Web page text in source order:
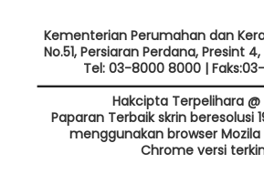
Kementerian Perumahan dan
No.51, Persiaran Perdana, Presint
Tel: 03-8000 8000 |
Hakcipta Terpelihara @
Paparan Terbaik skrin beresolusi
menggunakan browser
Chrome versi